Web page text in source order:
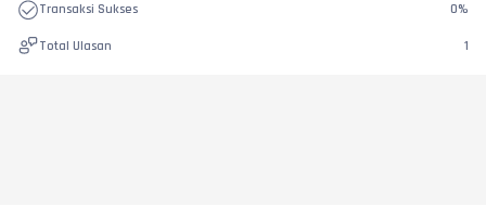
Transaksi Sukses 0%
Total Ulasan 1